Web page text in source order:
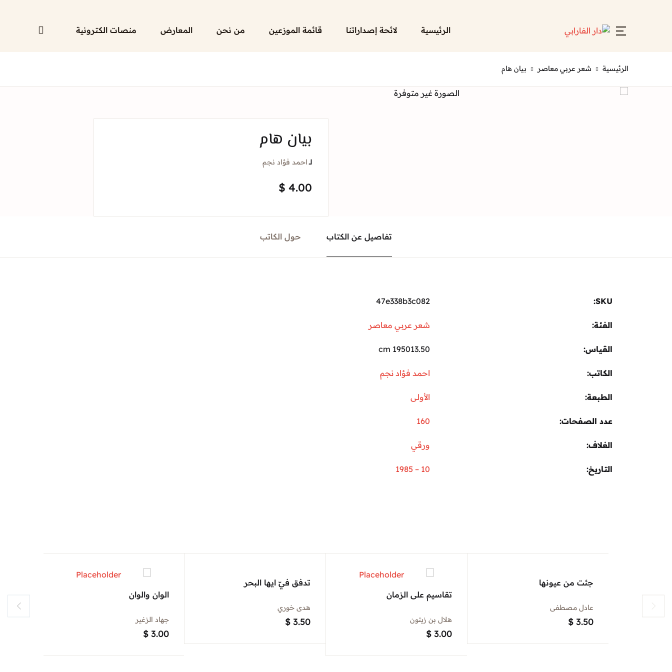
الرئيسية لائحة إصداراتنا قائمة الموزعين من نحن المعارض منصات الكترونية
الرئيسية شعر عربي معاصر بيان هام
بيان هام
لــ احمد فؤاد نجم
$ 4.00
تفاصيل عن الكتاب حول الكاتب
SKU:
47e338b3c082
الفئة: شعر عربي معاصر
القياس 195013.50 cm
الكاتب احمد فؤاد نجم
الطبعة الأولى
عدد الصفحات 160
الغلاف ورقي
التاريخ 10 – 1985
حطاب
زاهي
الوان والوان
جهاد الزغير
$ 3.00
تدفق فيّ ايها البحر
هدى خوري
$ 3.50
تقاسيم على الزمان
هلال بن زيتون
$ 3.00
جئت من عيونها
عادل مصطفى
$ 3.50